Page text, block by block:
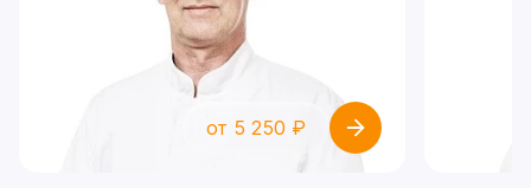
от 5 250 ₽